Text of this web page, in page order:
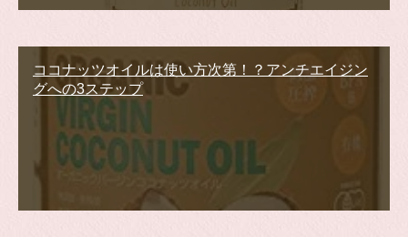
ココナッツオイルは使い方次第！？アンチエイジン
グへの3ステップ